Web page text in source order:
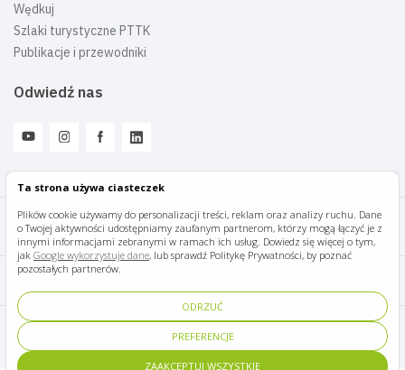
Ta strona używa ciasteczek
Plików cookie używamy do personalizacji treści, reklam oraz analizy ruchu. Dane
o Twojej aktywności udostępniamy zaufanym partnerom, którzy mogą łączyć je z
innymi informacjami zebranymi w ramach ich usług. Dowiedz się więcej o tym,
jak Google wykorzystuje dane, lub sprawdź Politykę Prywatności, by poznać
pozostałych partnerów.
ODRZUĆ
PREFERENCJE
ZAAKCEPTUJ WSZYSTKIE
Wędkuj
Szlaki turystyczne PTTK
Publikacje i przewodniki
Odwiedź nas
Mazury Travel © 2026
Polityka prywatności